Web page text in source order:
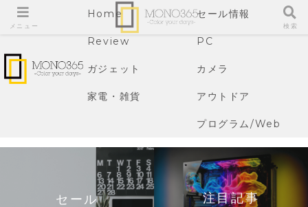
Home セール情報
Review PC
ガジェット カメラ
家電・雑貨 アウトドア
プログラム/Web
セール 注目記事
メニュー 検索